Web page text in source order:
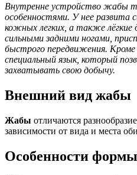
Внутренне устройство жабы
особенностями. У нее развита
кожных легких, а также лёгкие
сильными задними ногами,
быстрого передвижения.
специальный язык, который
захватывать свою добычу.
Внешний вид жабы
Жабы отличаются
зависимости от вида и места
Особенности